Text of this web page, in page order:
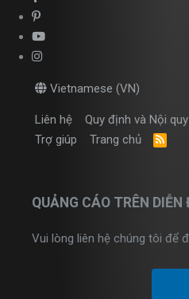
Vietnamese (VN)
Liên hệ Quy định và Nội quy
Trợ giúp
Trang chủ
R
QUẢNG CÁO TRÊN DIỄN
Vui lòng liên hệ chúng tôi để